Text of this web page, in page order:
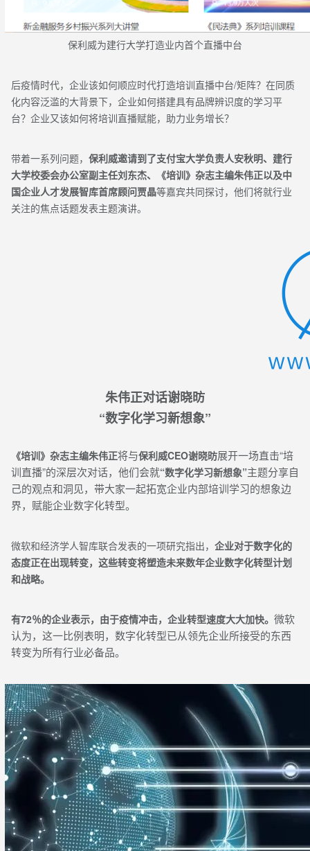
保利威为建行大学打造业内首个直播中台
后疫情时代，企业该如何顺应时代打造培训直播中台/矩阵？在同质
化内容泛滥的大背景下，企业如何搭建具有品牌辨识度的学习平
台？企业又该如何将培训直播赋能，助力业务增长？
带着一系列问题， 保利威邀请到了支付宝大学负责人安秋明、建行
大学校委会办公室副主任刘东杰、《培训》杂志主编朱伟正以及中
国企业人才发展智库首席顾问贾晶等嘉宾共同探讨，他们将就行业
关注的焦点话题发表主题演讲。
朱伟正对话谢晓昉
“数字化学习新想象”
《培训》杂志主编朱伟正将与保利威CEO谢晓昉展开一场直击“培
训直播”的深层次对话，他们会就“数字化学习新想象”主题分享自
己的观点和洞见，带大家一起拓宽企业内部培训学习的想象边
界，赋能企业数字化转型。
微软和经济学人智库联合发表的一项研究指出， 企业对于数字化的
态度正在出现转变，这些转变将塑造未来数年企业数字化转型计划
和战略。
有72％的企业表示，由于疫情冲击，企业转型速度大大加快。 微软
认为，这一比例表明，数字化转型已从领先企业所接受的东西
转变为所有行业必备品。